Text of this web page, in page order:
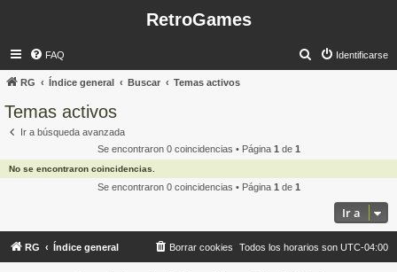
RetroGames
FAQ Identificarse
r
RG Índice general Buscar Temas activos
Temas activos
Ir a búsqueda avanzada
Se encontraron 0 coincidencias • Página 1 de 1
No se encontraron coincidencias.
Se encontraron 0 coincidencias • Página 1 de 1
Ir a
RG Índice general Todos los horarios son UTC-04:00
Borrar cookies